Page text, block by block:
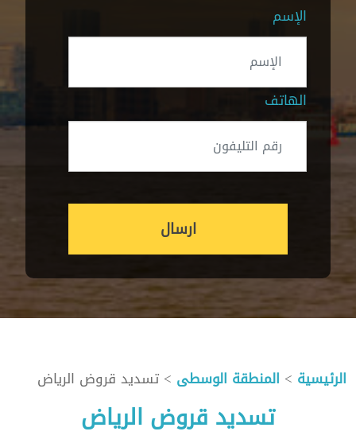
الإسم
الهاتف
ارسال
الرئيسية > المنطقة الوسطى > تسديد قروض الرياض
تسديد قروض الرياض